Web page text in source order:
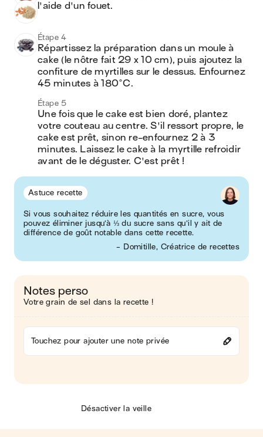
l'aide d'un fouet.
Étape 4
Répartissez la préparation dans un moule à
cake (le nôtre fait 29 x 10 cm), puis ajoutez la
confiture de myrtilles sur le dessus. Enfournez
45 minutes à 180°C.
Étape 5
Une fois que le cake est bien doré, plantez
votre couteau au centre. S'il ressort propre, le
cake est prêt, sinon re-enfournez 2 à 3
minutes. Laissez le cake à la myrtille refroidir
avant de le déguster. C'est prêt !
Astuce recette
Si vous souhaitez réduire les quantités en sucre, vous
pouvez éliminer jusqu’à ⅓ du sucre sans qu’il y ait de
différence de goût notable dans cette recette.
- Domitille, Créatrice de recettes
Notes perso
Votre grain de sel dans la recette !
Touchez pour ajouter une note privée
Désactiver la veille